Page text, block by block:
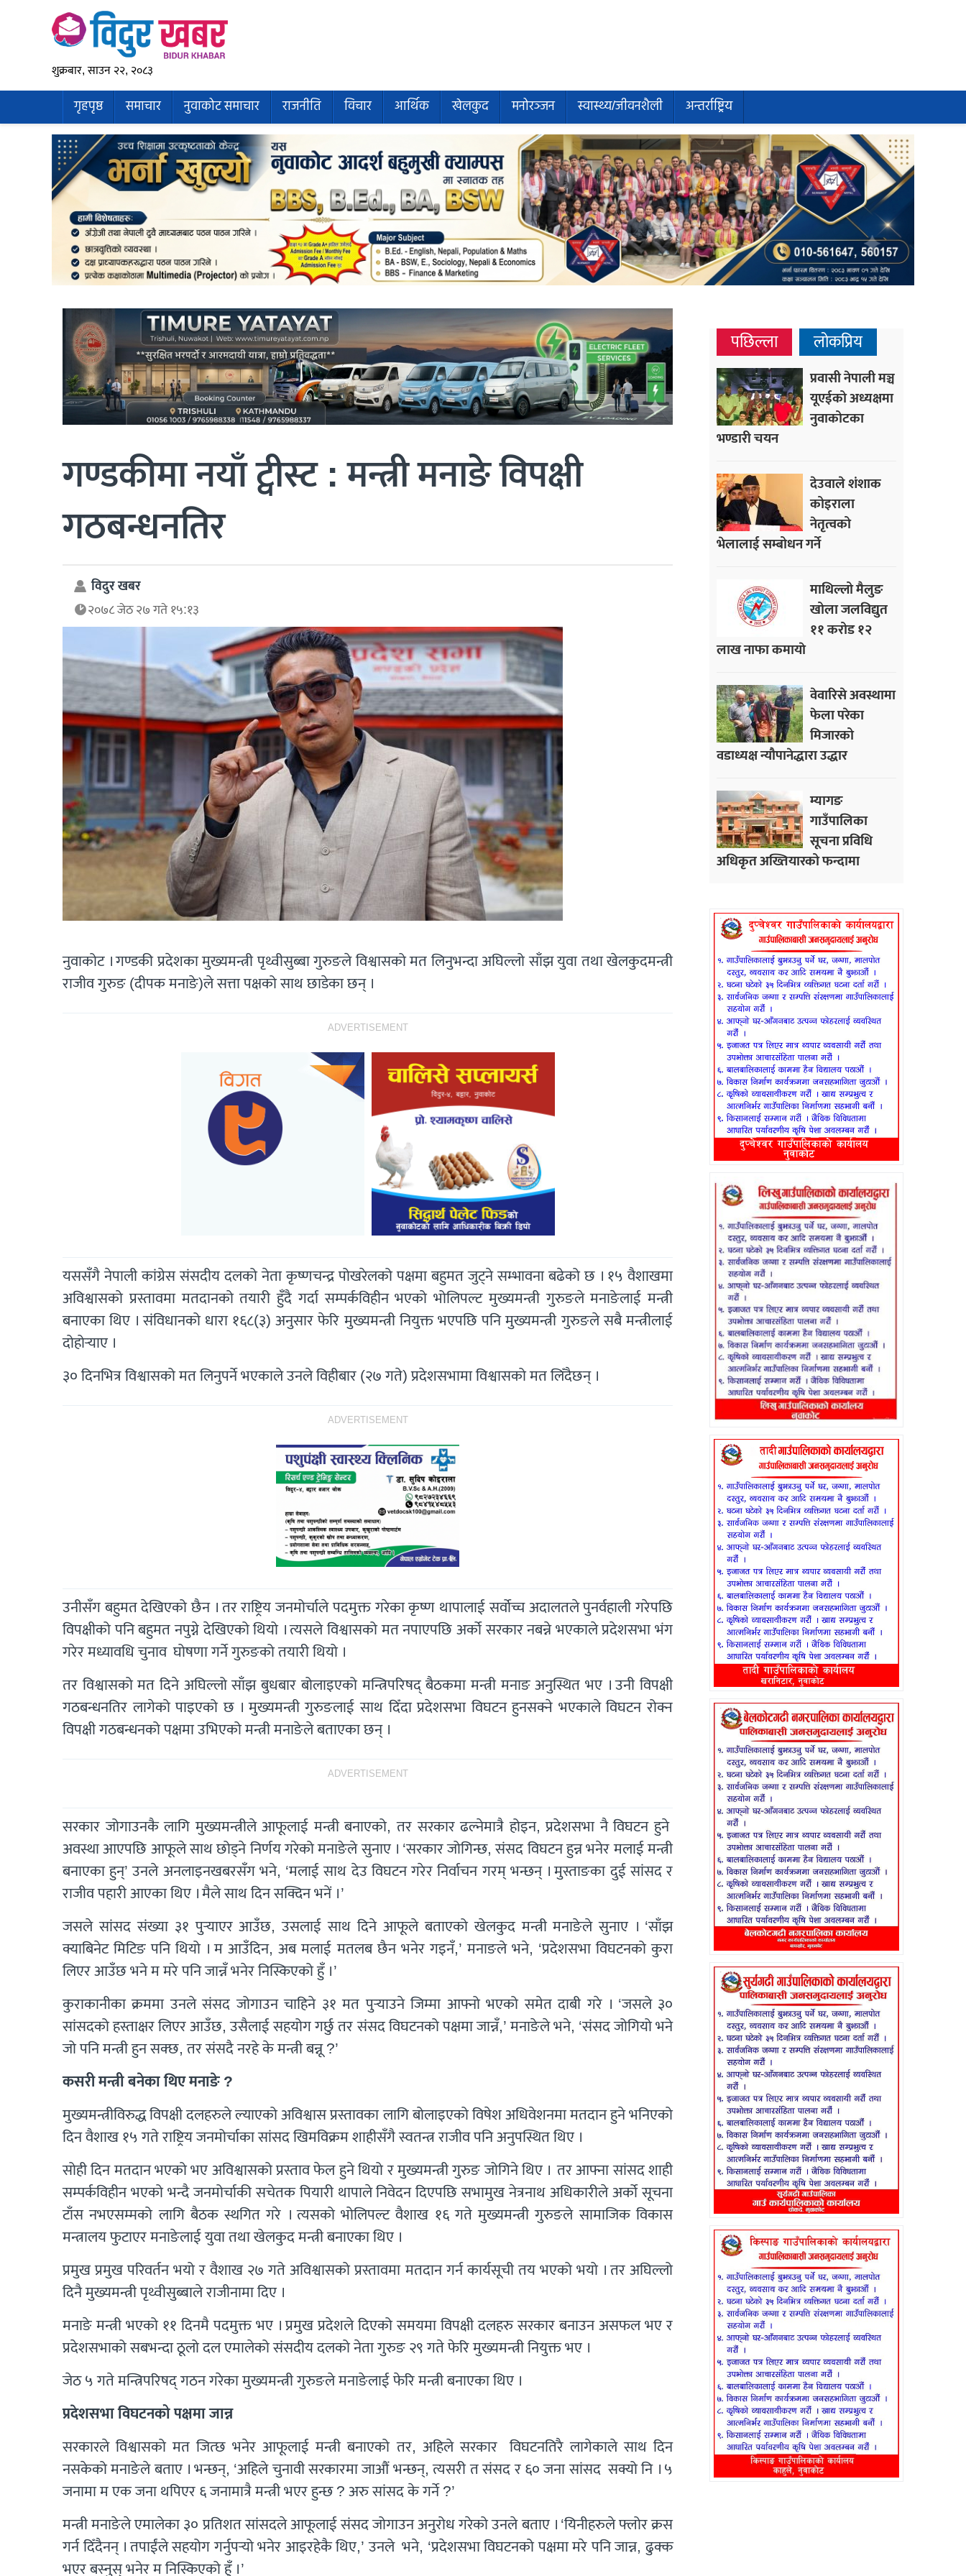
शुक्रबार, साउन २२, २०८३
गृहपृष्ठ समाचार नुवाकोट समाचार राजनीति विचार आर्थिक खेलकुद मनोरञ्जन स्वास्थ्य/जीवनशैली अन्तर्राष्ट्रिय
गण्डकीमा नयाँ ट्वीस्ट : मन्त्री मनाङे विपक्षी
गठबन्धनतिर
विदुर खबर
२०७८ जेठ २७ गते १५:१३
नुवाकोट । गण्डकी प्रदेशका मुख्यमन्त्री पृथ्वीसुब्बा गुरुङले विश्वासको मत लिनुभन्दा अघिल्लो साँझ युवा तथा खेलकुदमन्त्री
राजीव गुरुङ (दीपक मनाङे)ले सत्ता पक्षको साथ छाडेका छन् ।
ADVERTISEMENT
यससँगै नेपाली कांग्रेस संसदीय दलको नेता कृष्णचन्द्र पोखरेलको पक्षमा बहुमत जुट्ने सम्भावना बढेको छ । १५ वैशाखमा
अविश्वासको प्रस्तावमा मतदानको तयारी हुँदै गर्दा सम्पर्कविहीन भएको भोलिपल्ट मुख्यमन्त्री गुरुङले मनाङेलाई मन्त्री
बनाएका थिए । संविधानको धारा १६८(३) अनुसार फेरि मुख्यमन्त्री नियुक्त भएपछि पनि मुख्यमन्त्री गुरुङले सबै मन्त्रीलाई
दोहोर्‍याए ।
३० दिनभित्र विश्वासको मत लिनुपर्ने भएकाले उनले विहीबार (२७ गते) प्रदेशसभामा विश्वासको मत लिँदैछन् ।
ADVERTISEMENT
उनीसँग बहुमत देखिएको छैन । तर राष्ट्रिय जनमोर्चाले पदमुक्त गरेका कृष्ण थापालाई सर्वोच्च अदालतले पुनर्वहाली गरेपछि
विपक्षीको पनि बहुमत नपुग्ने देखिएको थियो । त्यसले विश्वासको मत नपाएपछि अर्को सरकार नबन्ने भएकाले प्रदेशसभा भंग
गरेर मध्यावधि चुनाव घोषणा गर्ने गुरुङको तयारी थियो ।
तर विश्वासको मत दिने अघिल्लो साँझ बुधबार बोलाइएको मन्त्रिपरिषद् बैठकमा मन्त्री मनाङ अनुस्थित भए । उनी विपक्षी
गठबन्धनतिर लागेको पाइएको छ । मुख्यमन्त्री गुरुङलाई साथ दिँदा प्रदेशसभा विघटन हुनसक्ने भएकाले विघटन रोक्न
विपक्षी गठबन्धनको पक्षमा उभिएको मन्त्री मनाङेले बताएका छन् ।
ADVERTISEMENT
सरकार जोगाउनकै लागि मुख्यमन्त्रीले आफूलाई मन्त्री बनाएको, तर सरकार ढल्नेमात्रै होइन, प्रदेशसभा नै विघटन हुने
अवस्था आएपछि आफूले साथ छोड्ने निर्णय गरेको मनाङेले सुनाए । ‘सरकार जोगिन्छ, संसद विघटन हुन्न भनेर मलाई मन्त्री
बनाएका हुन्’ उनले अनलाइनखबरसँग भने, ‘मलाई साथ देउ विघटन गरेर निर्वाचन गरम् भन्छन् । मुस्ताङका दुई सांसद र
राजीव पहारी आएका थिए । मैले साथ दिन सक्दिन भनें ।’
जसले सांसद संख्या ३१ पुर्‍याएर आउँछ, उसलाई साथ दिने आफूले बताएको खेलकुद मन्त्री मनाङेले सुनाए । ‘साँझ
क्याबिनेट मिटिङ पनि थियो । म आउँदिन, अब मलाई मतलब छैन भनेर गइनँ,’ मनाङले भने, ‘प्रदेशसभा विघटनको कुरा
लिएर आउँछ भने म मरे पनि जान्नँ भनेर निस्किएको हुँ ।’
कुराकानीका क्रममा उनले संसद जोगाउन चाहिने ३१ मत पुर्‍याउने जिम्मा आफ्नो भएको समेत दाबी गरे । ‘जसले ३०
सांसदको हस्ताक्षर लिएर आउँछ, उसैलाई सहयोग गर्छु तर संसद विघटनको पक्षमा जान्नँ,’ मनाङेले भने, ‘संसद जोगियो भने
जो पनि मन्त्री हुन सक्छ, तर संसदै नरहे के मन्त्री बन्नू ?’
कसरी मन्त्री बनेका थिए मनाङे ?
मुख्यमन्त्रीविरुद्ध विपक्षी दलहरुले ल्याएको अविश्वास प्रस्तावका लागि बोलाइएको विषेश अधिवेशनमा मतदान हुने भनिएको
दिन वैशाख १५ गते राष्ट्रिय जनमोर्चाका सांसद खिमविक्रम शाहीसँगै स्वतन्त्र राजीव पनि अनुपस्थित थिए ।
सोही दिन मतदान भएको भए अविश्वासको प्रस्ताव फेल हुने थियो र मुख्यमन्त्री गुरुङ जोगिने थिए । तर आफ्ना सांसद शाही
सम्पर्कविहीन भएको भन्दै जनमोर्चाकी सचेतक पियारी थापाले निवेदन दिएपछि सभामुख नेत्रनाथ अधिकारीले अर्को सूचना
टाँस नभएसम्मको लागि बैठक स्थगित गरे । त्यसको भोलिपल्ट वैशाख १६ गते मुख्यमन्त्री गुरुङले सामाजिक विकास
मन्त्रालय फुटाएर मनाङेलाई युवा तथा खेलकुद मन्त्री बनाएका थिए ।
प्रमुख प्रमुख परिवर्तन भयो र वैशाख २७ गते अविश्वासको प्रस्तावमा मतदान गर्न कार्यसूची तय भएको भयो । तर अघिल्लो
दिनै मुख्यमन्त्री पृथ्वीसुब्बाले राजीनामा दिए ।
मनाङे मन्त्री भएको ११ दिनमै पदमुक्त भए । प्रमुख प्रदेशले दिएको समयमा विपक्षी दलहरु सरकार बनाउन असफल भए र
प्रदेशसभाको सबभन्दा ठूलो दल एमालेको संसदीय दलको नेता गुरुङ २९ गते फेरि मुख्यमन्त्री नियुक्त भए ।
जेठ ५ गते मन्त्रिपरिषद् गठन गरेका मुख्यमन्त्री गुरुङले मनाङेलाई फेरि मन्त्री बनाएका थिए ।
प्रदेशसभा विघटनको पक्षमा जान्न
सरकारले विश्वासको मत जित्छ भनेर आफूलाई मन्त्री बनाएको तर, अहिले सरकार विघटनतिरै लागेकाले साथ दिन
नसकेको मनाङेले बताए । भन्छन्, ‘अहिले चुनावी सरकारमा जाऔं भन्छन्, त्यसरी त संसद र ६० जना सांसद सक्यो नि । ५
जनामा म एक जना थपिएर ६ जनामात्रै मन्त्री भएर हुन्छ ? अरु सांसद के गर्ने ?’
मन्त्री मनाङेले एमालेका ३० प्रतिशत सांसदले आफूलाई संसद जोगाउन अनुरोध गरेको उनले बताए । ‘यिनीहरुले फ्लोर क्रस
गर्न दिँदैनन् । तपाईंले सहयोग गर्नुपर्‍यो भनेर आइरहेकै थिए,’ उनले भने, ‘प्रदेशसभा विघटनको पक्षमा मरे पनि जान्न, ढुक्क
भएर बस्नुस् भनेर म निस्किएको हुँ ।’
पछिल्ला लोकप्रिय
प्रवासी नेपाली मञ्च
यूएईको अध्यक्षमा
नुवाकोटका
भण्डारी चयन
देउवाले शंशाक
कोइराला
नेतृत्वको
भेलालाई सम्बोधन गर्ने
माथिल्लो मैलुङ
खोला जलविद्युत
११ करोड १२
लाख नाफा कमायाे
वेवारिसे अवस्थामा
फेला परेका
मिजारको
वडाध्यक्ष न्यौपानेद्धारा उद्धार
म्यागङ
गाउँपालिका
सूचना प्रविधि
अधिकृत अख्तियारको फन्दामा